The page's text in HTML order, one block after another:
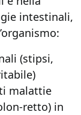
intestinali,
(stipsi,
malattie
retto) in